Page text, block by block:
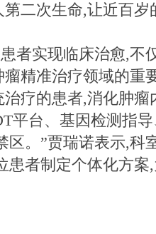
二次生命,让近百岁
者实现临床治愈,不
精准治疗领域的重
疗的患者,消化肿瘤
平台、基因检测指
区。”贾瑞诺表示,科
患者制定个体化方案